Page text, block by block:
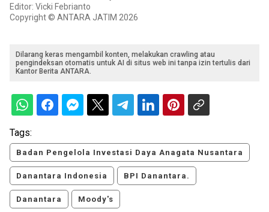
Editor: Vicki Febrianto
Copyright © ANTARA JATIM 2026
Dilarang keras mengambil konten, melakukan crawling atau
pengindeksan otomatis untuk AI di situs web ini tanpa izin tertulis dari
Kantor Berita ANTARA.
Tags:
Badan Pengelola Investasi Daya Anagata Nusantara
Danantara Indonesia BPI Danantara.
Danantara Moody's